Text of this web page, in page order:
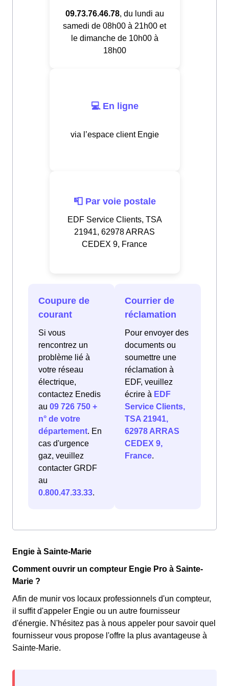
09.73.76.46.78, du lundi au
samedi de 08h00 à 21h00 et
le dimanche de 10h00 à
18h00
💻 En ligne
via l’espace client Engie
📮 Par voie postale
EDF Service Clients, TSA
21941, 62978 ARRAS
CEDEX 9, France
Coupure de
courant
Si vous
rencontrez un
problème lié à
votre réseau
électrique,
contactez Enedis
au 09 726 750 +
n° de votre
département. En
cas d'urgence
gaz, veuillez
contacter GRDF
au
0.800.47.33.33.
Courrier de
réclamation
Pour envoyer des
documents ou
soumettre une
réclamation à
EDF, veuillez
écrire à EDF
Service Clients,
TSA 21941,
62978 ARRAS
CEDEX 9,
France.
Engie à Sainte-Marie
Comment ouvrir un compteur Engie Pro à Sainte-
Marie ?
Afin de munir vos locaux professionnels d'un compteur,
il suffit d'appeler Engie ou un autre fournisseur
d'énergie. N'hésitez pas à nous appeler pour savoir quel
fournisseur vous propose l'offre la plus avantageuse à
Sainte-Marie.